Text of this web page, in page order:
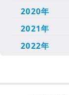
2020年
2021年
2022年